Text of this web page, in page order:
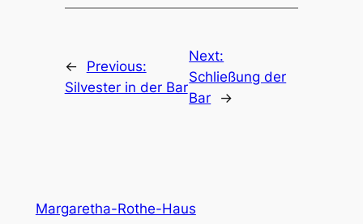
←
Previous:
Silvester in der Bar
Next:
Schließung der
Bar
→
Margaretha-Rothe-Haus